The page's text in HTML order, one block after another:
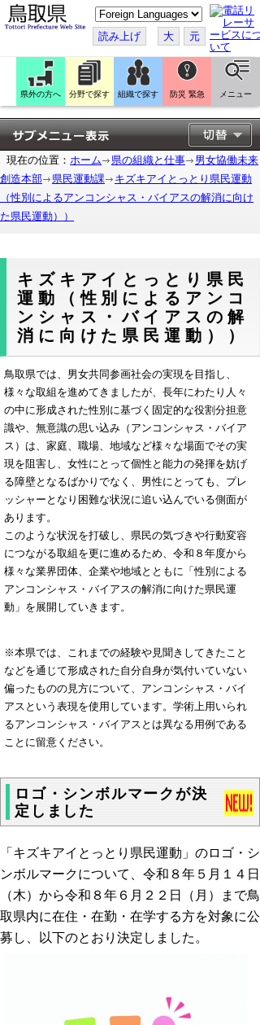
こ
の
ペ
ー
ジ
翻
訳
す
る
読み上げ 大 元
県外の方へ 分野で探す 組織で探す 防災 緊急 メニュー
現在の位置： ホーム 県の組織と仕事
男女協働未来
創造本部
県民運動課
キズキアイとっとり県民運動
（性別によるアンコンシャス・バイアスの解消に向け
た県民運動））
キズキアイとっとり県民
運動（性別によるアンコ
ンシャス・バイアスの解
消に向けた県民運動））
鳥取県では、男女共同参画社会の実現を目指し、
様々な取組を進めてきましたが、長年にわたり人々
の中に形成された性別に基づく固定的な役割分担意
識や、無意識の思い込み（アンコンシャス・バイア
ス）は、家庭、職場、地域など様々な場面でその実
現を阻害し、女性にとって個性と能力の発揮を妨げ
る障壁となるばかりでなく、男性にとっても、プレ
ッシャーとなり困難な状況に追い込んでいる側面が
あります。
このような状況を打破し、県民の気づきや行動変容
につながる取組を更に進めるため、令和８年度から
様々な業界団体、企業や地域とともに「性別による
アンコンシャス・バイアスの解消に向けた県民運
動」を展開していきます。
※本県では、これまでの経験や見聞きしてきたこと
などを通じて形成された自分自身が気付いていない
偏ったものの見方について、アンコンシャス・バイ
アスという表現を使用しています。学術上用いられ
るアンコンシャス・バイアスとは異なる用例である
ことに留意ください。
ロゴ・シンボルマークが決
定しました
「キズキアイとっとり県民運動」のロゴ・シ
ンボルマークについて、令和８年５月１４日
（木）から令和８年６月２２日（月）まで鳥
取県内に在住・在勤・在学する方を対象に公
募し、以下のとおり決定しました。